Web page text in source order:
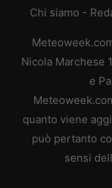
Chi siamo -
Nicola Marchese
e
quanto viene
può pertanto
sensi